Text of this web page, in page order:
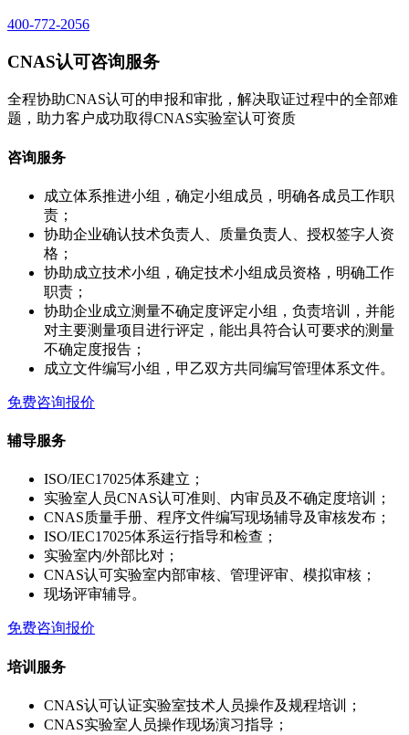
400-772-2056
CNAS认可咨询服务
全程协助CNAS认可的申报和审批，解决取证过程中的全部难
题，助力客户成功取得CNAS实验室认可资质
咨询服务
成立体系推进小组，确定小组成员，明确各成员工作职
责；
协助企业确认技术负责人、质量负责人、授权签字人资
格；
协助成立技术小组，确定技术小组成员资格，明确工作
职责；
协助企业成立测量不确定度评定小组，负责培训，并能
对主要测量项目进行评定，能出具符合认可要求的测量
不确定度报告；
成立文件编写小组，甲乙双方共同编写管理体系文件。
免费咨询报价
辅导服务
ISO/IEC17025体系建立；
实验室人员CNAS认可准则、内审员及不确定度培训；
CNAS质量手册、程序文件编写现场辅导及审核发布；
ISO/IEC17025体系运行指导和检查；
实验室内/外部比对；
CNAS认可实验室内部审核、管理评审、模拟审核；
现场评审辅导。
免费咨询报价
培训服务
CNAS认可认证实验室技术人员操作及规程培训；
CNAS实验室人员操作现场演习指导；